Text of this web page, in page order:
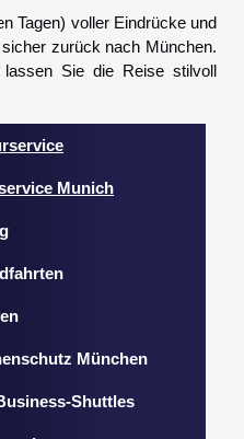
Tagen) voller Eindrücke und
zurück nach München.
Sie die Reise stilvoll
Munich
München
Shuttles